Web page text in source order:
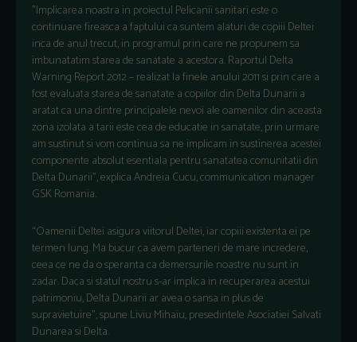
”Implicarea noastra in proiectul Pelicanii sanitari este o
continuare fireasca a faptului ca suntem alaturi de copiii Deltei
inca de anul trecut, in programul prin care ne propunem sa
imbunatatim starea de sanatate a acestora. Raportul Delta
Warning Report 2012 – realizat la finele anului 2011 si prin care a
fost evaluata starea de sanatate a copiilor din Delta Dunarii a
aratat ca una dintre principalele nevoi ale oamenilor din aceasta
zona izolata a tarii este cea de educatie in sanatate, prin urmare
am sustinut si vom continua sa ne implicam in sustinerea acestei
componente absolut esentiala pentru sanatatea comunitatii din
Delta Dunarii”, explica Andreia Cucu, communication manager
GSK Romania.
“Oamenii Deltei asigura viitorul Deltei, iar copiii existenta ei pe
termen lung. Ma bucur ca avem parteneri de mare incredere,
ceea ce ne da o speranta ca demersurile noastre nu sunt in
zadar. Daca si statul nostru s-ar implica in recuperarea acestui
patrimoniu, Delta Dunarii ar avea o sansa in plus de
supravietuire”, spune Liviu Mihaiu, presedintele Asociatiei Salvati
Dunarea si Delta.